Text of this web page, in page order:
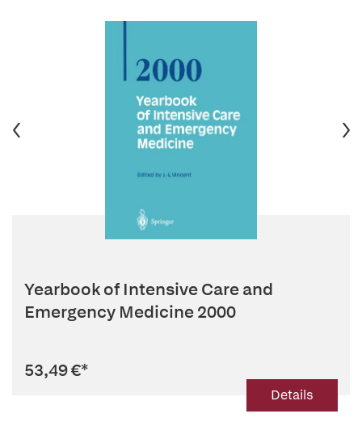
Yearbook of Intensive Care and
Emergency Medicine 2000
53,49 €*
Details